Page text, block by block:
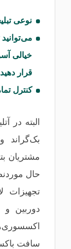
نوعی
خیالی
قرار دهید
کنترل
البته در
بک‌گراند
مشتریان
حال
تجهیزات
دوربین و
سافت